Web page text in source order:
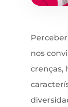
nos
crenças,